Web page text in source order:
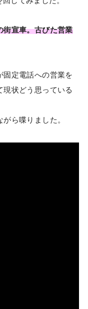
街宣車。古びた営業
固定電話への営業を
現状どう思っている
ら喋りました。